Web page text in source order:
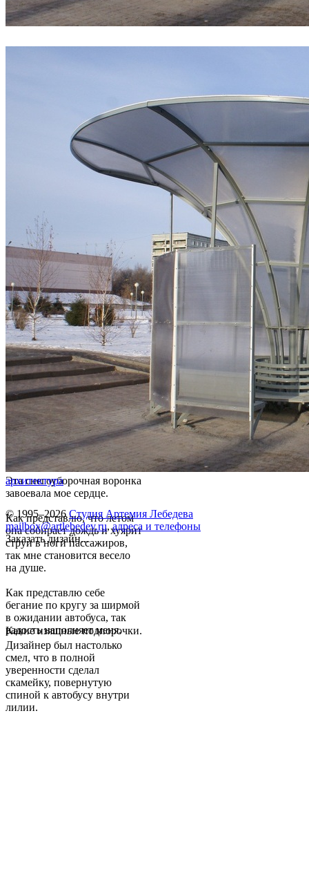
Эта снегоуборочная воронка
завоевала мое сердце.
Как представлю, что летом
она собирает дождь и хуярит
струи в ноги пассажиров,
так мне становится весело
на душе.
Как представлю себе
бегание по кругу за ширмой
в ожидании автобуса, так
радость наполняет меня.
Какие изящные подпорочки.
Дизайнер был настолько
смел, что в полной
уверенности сделал
скамейку, повернутую
спиной к автобусу внутри
лилии.
архитектура
© 1995–2026 Студия Артемия Лебедева
mailbox@artlebedev.ru, адреса и телефоны
Заказать дизайн...